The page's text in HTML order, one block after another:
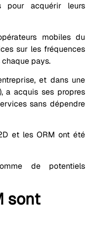
pour acquérir leurs
mobiles du
sur les fréquences
pays.
et dans une
a acquis ses propres
sans dépendre
et les ORM ont été
de potentiels
sont